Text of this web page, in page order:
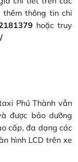
thông tin chi
hoặc truy
Phú Thành vẫn
được bảo dưỡng
cấp, đa dạng các
hình LCD trên xe